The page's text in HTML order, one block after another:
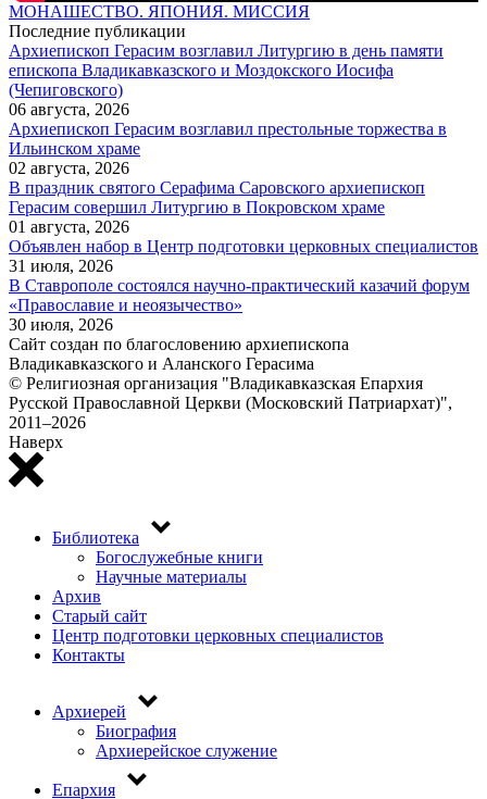
МОНАШЕСТВО. ЯПОНИЯ. МИССИЯ
Последние публикации
Архиепископ Герасим возглавил Литургию в день памяти
епископа Владикавказского и Моздокского Иосифа
(Чепиговского)
06 августа, 2026
Архиепископ Герасим возглавил престольные торжества в
Ильинском храме
02 августа, 2026
В праздник святого Серафима Саровского архиепископ
Герасим совершил Литургию в Покровском храме
01 августа, 2026
Объявлен набор в Центр подготовки церковных специалистов
31 июля, 2026
В Ставрополе состоялся научно-практический казачий форум
«Православие и неоязычество»
30 июля, 2026
Сайт создан по благословению архиепископа
Владикавказского и Аланского Герасима
© Религиозная организация "Владикавказская Епархия
Русской Православной Церкви (Московский Патриархат)",
2011–2026
Наверх
Top
Библиотека
Богослужебные книги
Научные материалы
Архив
Старый сайт
Центр подготовки церковных специалистов
Контакты
Основная
навигация
Архиерей
Биография
Архиерейское служение
Епархия